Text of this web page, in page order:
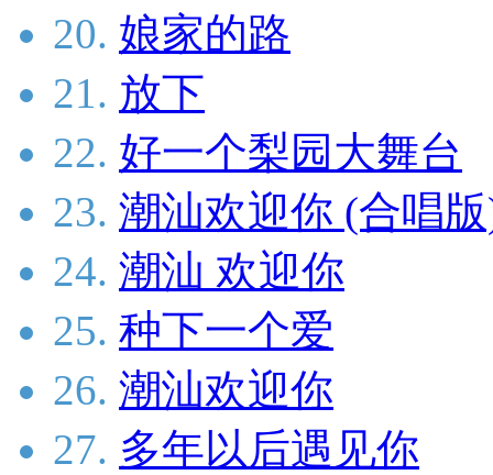
20. 娘家的路
21. 放下
22. 好一个梨园大舞台
23. 潮汕欢迎你 (合唱
24. 潮汕 欢迎你
25. 种下一个爱
26. 潮汕欢迎你
27. 多年以后遇见你